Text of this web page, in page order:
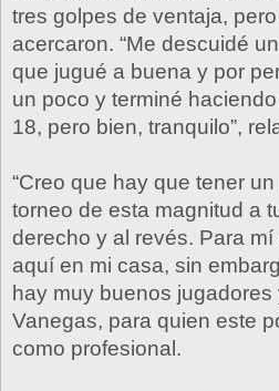
tres golpes de ventaja,
acercaron. “Me descuidé
que jugué a buena y por
un poco y terminé
18, pero bien, tranquilo”,
“Creo que hay que tener
torneo de esta magnitud a
derecho y al revés. Para
aquí en mi casa, sin
hay muy buenos
Vanegas, para quien este
como profesional.